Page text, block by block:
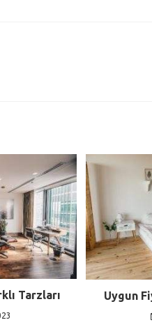
Tarzları Uygun